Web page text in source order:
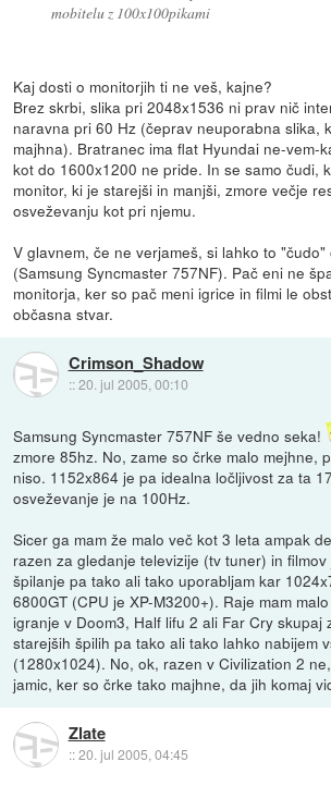
mobitelu z 100x100pikami
Kaj dosti o monitorjih ti ne veš, kajne?
Brez skrbi, slika pri 2048x1536 ni prav nič
naravna pri 60 Hz (čeprav neuporabna slika,
majhna). Bratranec ima flat Hyundai ne-vem-
kot do 1600x1200 ne pride. In se samo čudi,
monitor, ki je starejši in manjši, zmore večje
osveževanju kot pri njemu.
V glavnem, če ne verjameš, si lahko to "čudo"
(Samsung Syncmaster 757NF). Pač eni ne
monitorja, ker so pač meni igrice in filmi le
občasna stvar.
Crimson_Shadow
::20. jul 2005, 00:10
Samsung Syncmaster 757NF še vedno seka!
zmore 85hz. No, zame so črke malo mejhne,
niso. 1152x864 je pa idealna ločljivost za ta
osveževanje je na 100Hz.
Sicer ga mam že malo več kot 3 leta ampak
razen za gledanje televizije (tv tuner) in
špilanje pa tako ali tako uporabljam kar
6800GT (CPU je XP-M3200+). Raje mam
igranje v Doom3, Half lifu 2 ali Far Cry skupaj
starejših špilih pa tako ali tako lahko nabijem
(1280x1024). No, ok, razen v Civilization 2
jamic, ker so črke tako majhne, da jih komaj
Zlate
::20. jul 2005, 04:45